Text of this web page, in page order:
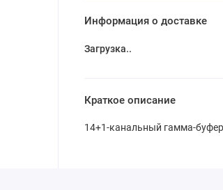
Информация о доставке
Загрузка...
Краткое описание
14+1-канальный гамма-